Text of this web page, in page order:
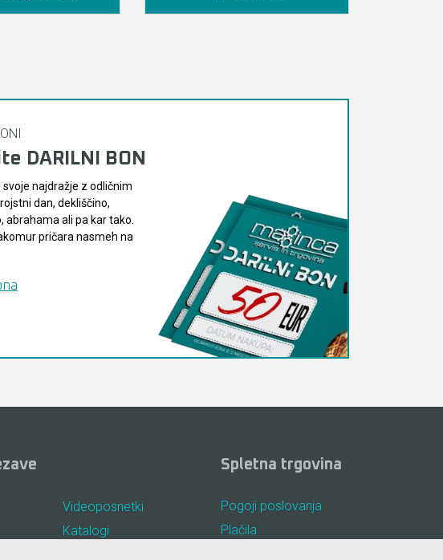
DARILNI BON
svoje najdražje z odličnim
dan, dekliščino,
abrahama ali pa kar tako.
pričara nasmeh na
Videoposnetki
Katalogi
Spletna trgovina
Pogoji poslovanja
Plačila